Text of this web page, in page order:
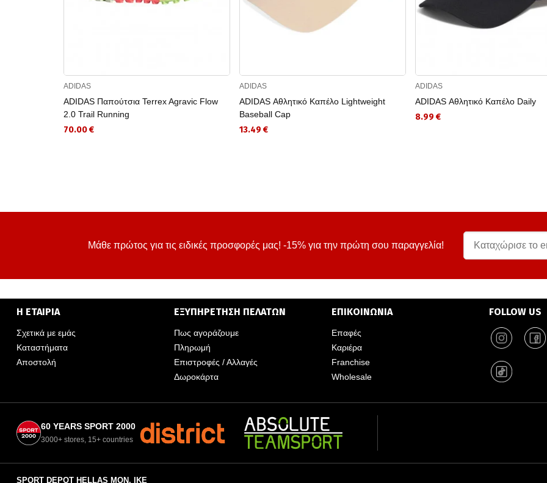
ADIDAS
ADIDAS Παπούτσια Terrex Agravic Flow
2.0 Trail Running
70.00 €
ADIDAS
ADIDAS Αθλητικό Καπέλο Lightweight
Baseball Cap
13.49 €
ADIDAS
ADIDAS Αθλητικό Καπέλο Daily
8.99 €
Μάθε πρώτος για τις ειδικές προσφορές μας! -15% για την πρώτη σου παραγγελία!
Η ΕΤΑΙΡΙΑ
Σχετικά με εμάς
Καταστήματα
Αποστολή
ΕΞΥΠΗΡΕΤΗΣΗ ΠΕΛΑΤΩΝ
Πως αγοράζουμε
Πληρωμή
Επιστροφές / Αλλαγές
Δωροκάρτα
ΕΠΙΚΟΙΝΩΝΙΑ
Επαφές
Καριέρα
Franchise
Wholesale
FOLLOW US
60 YEARS SPORT 2000
3000+ stores, 15+ countries
SPORT DEPOT HELLAS ΜΟΝ. ΙΚΕ